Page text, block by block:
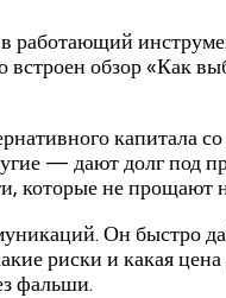
работающий
обзор «Как
— дают долг
которые не прощают
Он быстро
риски и какая
фальши.